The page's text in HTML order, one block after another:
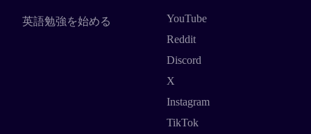
英語勉強を始める
YouTube
Reddit
Discord
X
Instagram
TikTok